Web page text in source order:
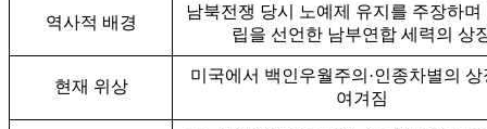
역사적 배경
남북전쟁 당시 노예제 유지를 주장하며
립을 선언한 남부연합 세력의 상
현재 위상
미국에서 백인우월주의·인종차별의
여겨짐